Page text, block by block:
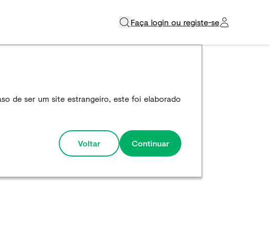
Faça login ou registe-se​
de ser um site estrangeiro, este foi elaborado
Voltar Continuar